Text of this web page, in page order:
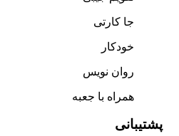
جا کارتی
خودکار
روان نویس
همراه با جعبه
پشتیبانی